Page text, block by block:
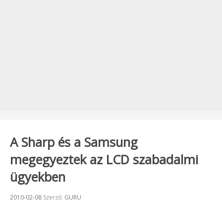
A Sharp és a Samsung
megegyeztek az LCD szabadalmi
ügyekben
Beküldve:
2010-02-08 Szerző: GURU